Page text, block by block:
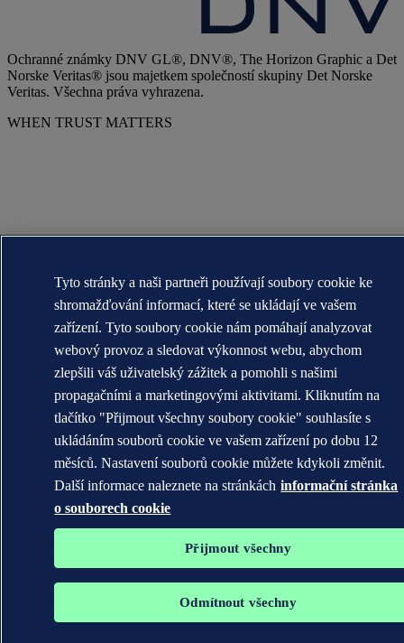
Ochranné známky DNV GL®, DNV®, The Horizon Graphic a Det
Norske Veritas® jsou majetkem společností skupiny Det Norske
Veritas. Všechna práva vyhrazena.
WHEN TRUST MATTERS
Tyto stránky a naši partneři používají soubory cookie ke
shromažďování informací, které se ukládají ve vašem
zařízení. Tyto soubory cookie nám pomáhají analyzovat
webový provoz a sledovat výkonnost webu, abychom
zlepšili váš uživatelský zážitek a pomohli s našimi
propagačními a marketingovými aktivitami. Kliknutím na
tlačítko "Přijmout všechny soubory cookie" souhlasíte s
ukládáním souborů cookie ve vašem zařízení po dobu 12
měsíců. Nastavení souborů cookie můžete kdykoli změnit.
Další informace naleznete na stránkách informační stránka
o souborech cookie
Přijmout všechny
Odmítnout všechny